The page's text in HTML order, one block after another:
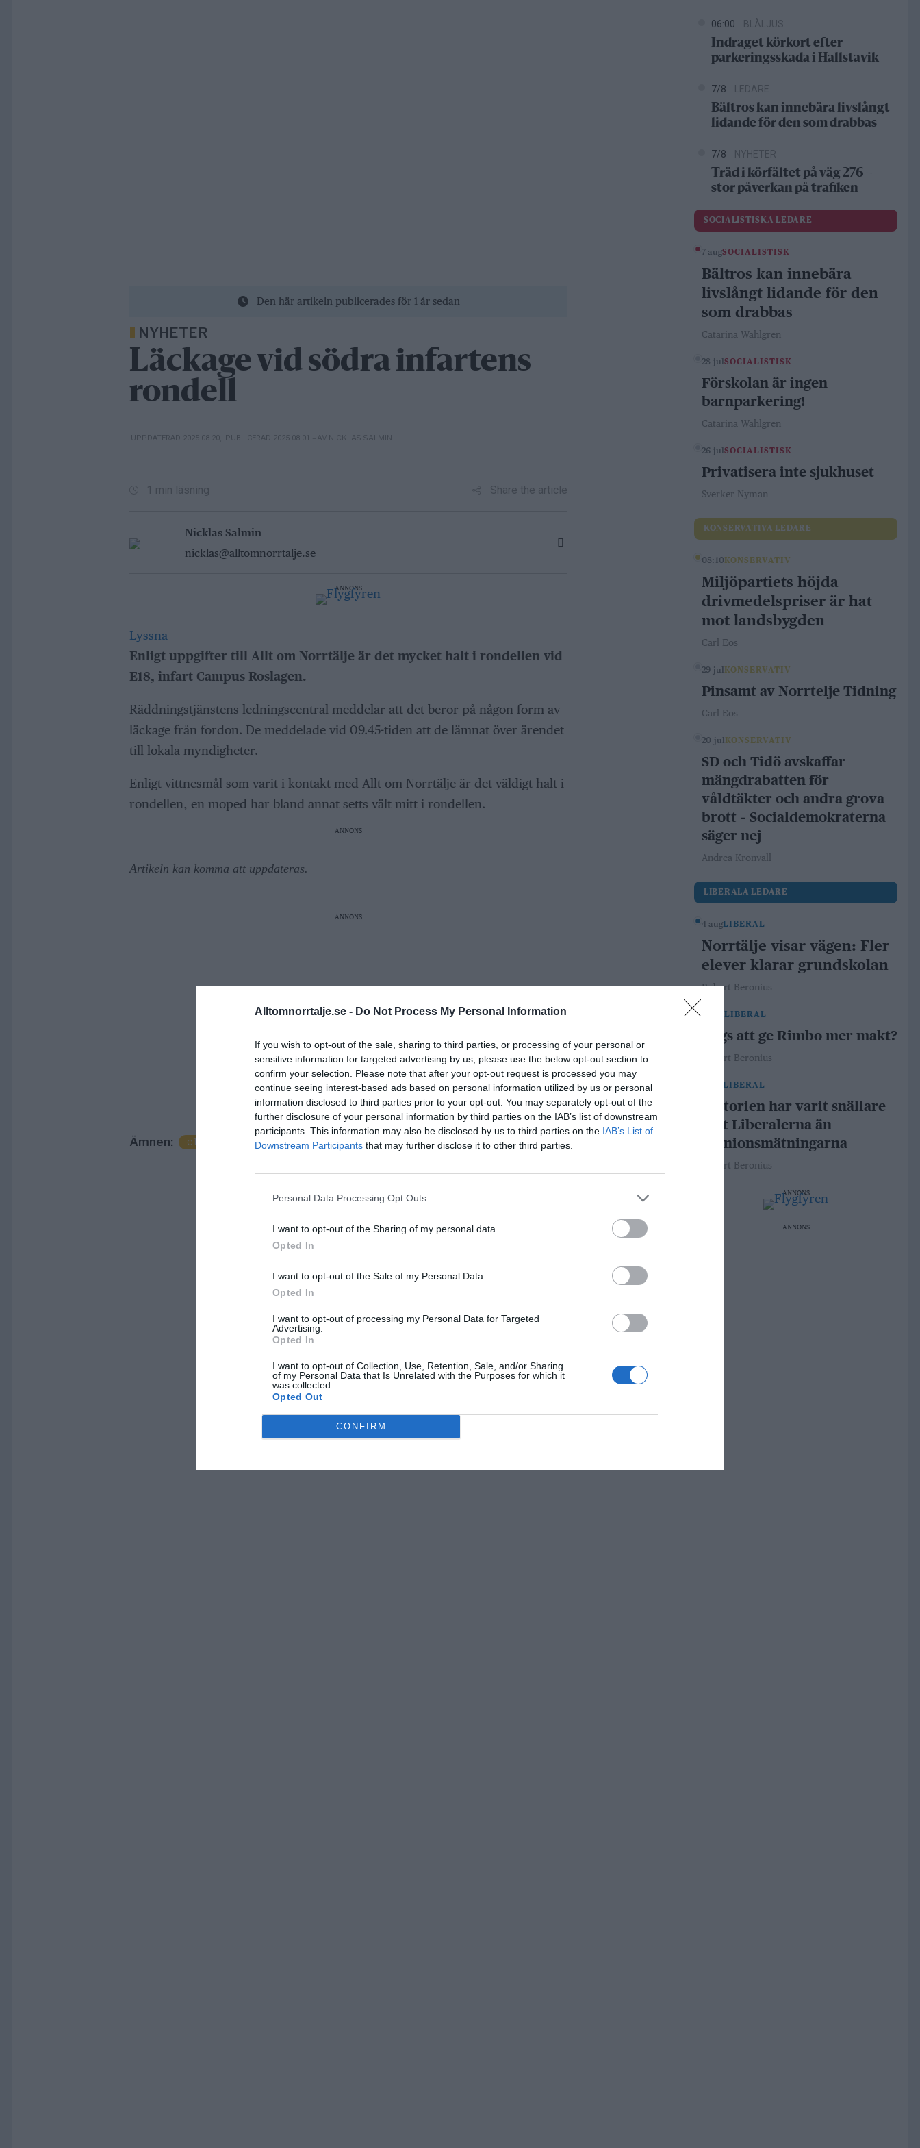
Alltomnorrtalje.se - Do Not Process My Personal Information
If you wish to opt-out of the sale, sharing to third parties, or processing of your personal or
sensitive information for targeted advertising by us, please use the below opt-out section to
confirm your selection. Please note that after your opt-out request is processed you may
continue seeing interest-based ads based on personal information utilized by us or personal
information disclosed to third parties prior to your opt-out. You may separately opt-out of the
further disclosure of your personal information by third parties on the IAB’s list of downstream
participants. This information may also be disclosed by us to third parties on the IAB’s List of
Downstream Participants that may further disclose it to other third parties.
Personal Data Processing Opt Outs
I want to opt-out of the Sharing of my personal data.
Opted In
I want to opt-out of the Sale of my Personal Data.
Opted In
I want to opt-out of processing my Personal Data for Targeted
Advertising.
Opted In
I want to opt-out of Collection, Use, Retention, Sale, and/or Sharing
of my Personal Data that Is Unrelated with the Purposes for which it
was collected.
Opted Out
CONFIRM
Den här artikeln publicerades för 1 år sedan
NYHETER
Läckage vid södra infartens
rondell
UPPDATERAD 2025-08-20 , PUBLICERAD 2025-08-01 – AV NICKLAS SALMIN
1 min läsning Share the article
Nicklas Salmin
nicklas@alltomnorrtalje.se
ANNONS
Lyssna
Enligt uppgifter till Allt om Norrtälje är det mycket halt i rondellen vid
E18, infart Campus Roslagen.
Räddningstjänstens ledningscentral meddelar att det beror på någon form av
läckage från fordon. De meddelade vid 09.45-tiden att de lämnat över ärendet
till lokala myndigheter.
Enligt vittnesmål som varit i kontakt med Allt om Norrtälje är det väldigt halt i
rondellen, en moped har bland annat setts vält mitt i rondellen.
ANNONS
Artikeln kan komma att uppdateras.
ANNONS
Ämnen: e18 norrtälje rondell södra infarten
06:00 BLÅLJUS
Indraget körkort efter
parkeringsskada i Hallstavik
7/8 LEDARE
Bältros kan innebära livslångt
lidande för den som drabbas
7/8 NYHETER
Träd i körfältet på väg 276 –
stor påverkan på trafiken
SOCIALISTISKA LEDARE
7 augSOCIALISTISK
Bältros kan innebära
livslångt lidande för den
som drabbas
Catarina Wahlgren
28 julSOCIALISTISK
Förskolan är ingen
barnparkering!
Catarina Wahlgren
26 julSOCIALISTISK
Privatisera inte sjukhuset
Sverker Nyman
KONSERVATIVA LEDARE
08:10 KONSERVATIV
Miljöpartiets höjda
drivmedelspriser är hat
mot landsbygden
Carl Eos
29 jul KONSERVATIV
Pinsamt av Norrtelje Tidning
Carl Eos
20 jul KONSERVATIV
SD och Tidö avskaffar
mängdrabatten för
våldtäkter och andra grova
brott – Socialdemokraterna
säger nej
Andrea Kronvall
LIBERALA LEDARE
4 augLIBERAL
Norrtälje visar vägen: Fler
elever klarar grundskolan
Robert Beronius
29 julLIBERAL
Dags att ge Rimbo mer makt?
Robert Beronius
LIBERAL
Historien har varit snällare
mot Liberalerna än
opinionsmätningarna
Robert Beronius
ANNONS
ANNONS